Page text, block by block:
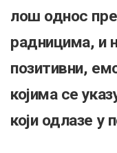
лош однос
радницима, и
позитивни,
којима се
који одлазе у